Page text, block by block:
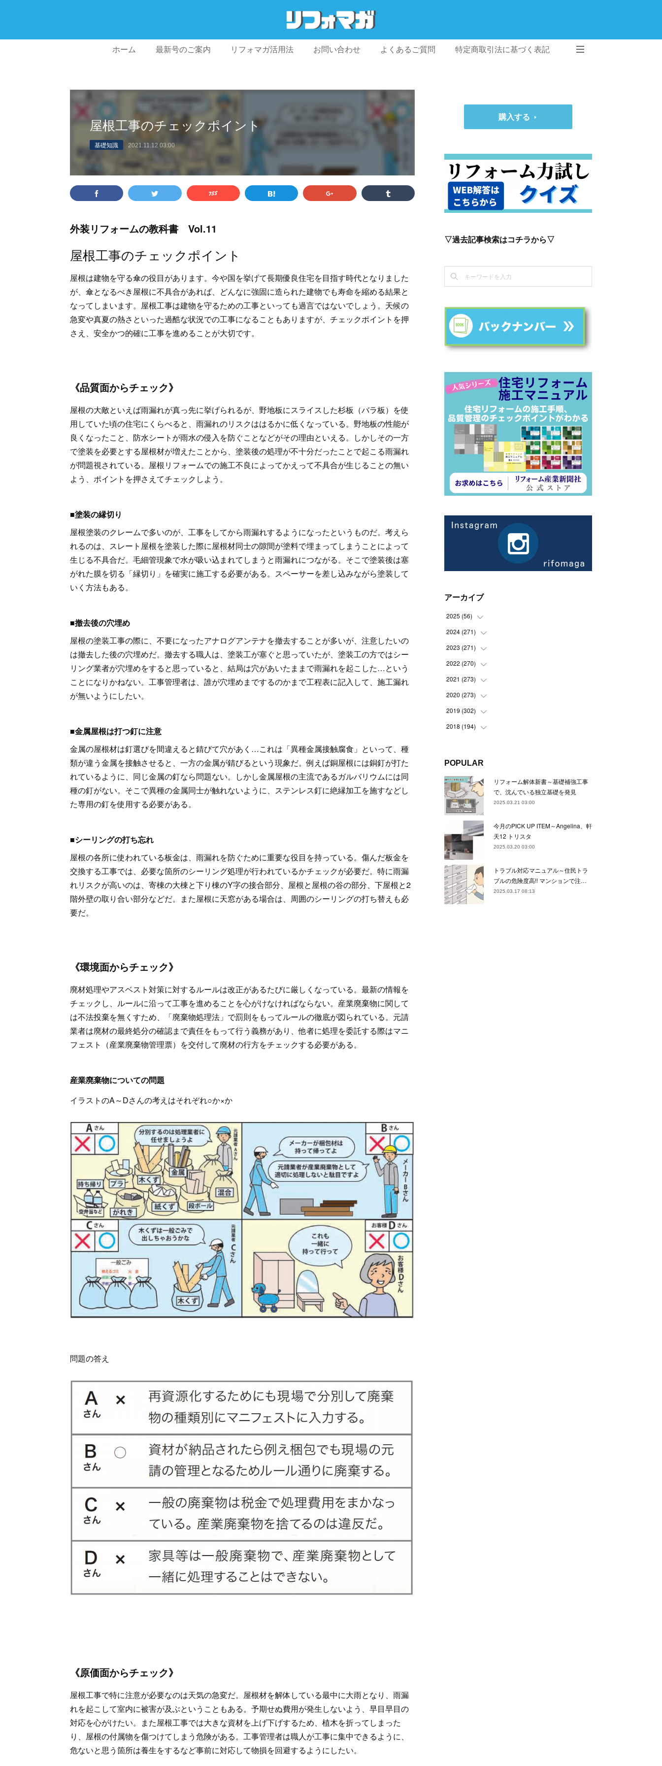
ホーム 最新号のご案内 リフォマガ活用法 お問い合わせ よくあるご質問 特定商取引法に基づく表記
屋根工事のチェックポイント
基礎知識 2021.11.12 03:00
外装リフォームの教科書 Vol.11
屋根工事のチェックポイント
屋根は建物を守る傘の役目があります。今や国を挙げて長期優良住宅を目指す時代となりました
が、傘となるべき屋根に不具合があれば、どんなに強固に造られた建物でも寿命を縮める結果と
なってしまいます。屋根工事は建物を守るための工事といっても過言ではないでしょう。天候の
急変や真夏の熱さといった過酷な状況での工事になることもありますが、チェックポイントを押
さえ、安全かつ的確に工事を進めることが大切です。
《品質面からチェック》
屋根の大敵といえば雨漏れが真っ先に挙げられるが、野地板にスライスした杉板（バラ板）を使
用していた頃の住宅にくらべると、雨漏れのリスクははるかに低くなっている。野地板の性能が
良くなったこと、防水シートが雨水の侵入を防ぐことなどがその理由といえる。しかしその一方
で塗装を必要とする屋根材が増えたことから、塗装後の処理が不十分だったことで起こる雨漏れ
が問題視されている。屋根リフォームでの施工不良によってかえって不具合が生じることの無い
よう、ポイントを押さえてチェックしよう。
■塗装の縁切り
屋根塗装のクレームで多いのが、工事をしてから雨漏れするようになったというものだ。考えら
れるのは、スレート屋根を塗装した際に屋根材同士の隙間が塗料で埋まってしまうことによって
生じる不具合だ。毛細管現象で水が吸い込まれてしまうと雨漏れにつながる。そこで塗装後は塞
がれた膜を切る「縁切り」を確実に施工する必要がある。スペーサーを差し込みながら塗装して
いく方法もある。
■撤去後の穴埋め
屋根の塗装工事の際に、不要になったアナログアンテナを撤去することが多いが、注意したいの
は撤去した後の穴埋めだ。撤去する職人は、塗装工が塞ぐと思っていたが、塗装工の方ではシー
リング業者が穴埋めをすると思っていると、結局は穴があいたままで雨漏れを起こした…という
ことになりかねない。工事管理者は、誰が穴埋めまでするのかまで工程表に記入して、施工漏れ
が無いようにしたい。
■金属屋根は打つ釘に注意
金属の屋根材は釘選びを間違えると錆びて穴があく…これは「異種金属接触腐食」といって、種
類が違う金属を接触させると、一方の金属が錆びるという現象だ。例えば銅屋根には銅釘が打た
れているように、同じ金属の釘なら問題ない。しかし金属屋根の主流であるガルバリウムには同
種の釘がない。そこで異種の金属同士が触れないように、ステンレス釘に絶縁加工を施すなどし
た専用の釘を使用する必要がある。
■シーリングの打ち忘れ
屋根の各所に使われている板金は、雨漏れを防ぐために重要な役目を持っている。傷んだ板金を
交換する工事では、必要な箇所のシーリング処理が行われているかチェックが必要だ。特に雨漏
れリスクが高いのは、寄棟の大棟と下り棟のY字の接合部分、屋根と屋根の谷の部分、下屋根と2
階外壁の取り合い部分などだ。また屋根に天窓がある場合は、周囲のシーリングの打ち替えも必
要だ。
《環境面からチェック》
廃材処理やアスベスト対策に対するルールは改正があるたびに厳しくなっている。最新の情報を
チェックし、ルールに沿って工事を進めることを心がけなければならない。産業廃棄物に関して
は不法投棄を無くすため、「廃棄物処理法」で罰則をもってルールの徹底が図られている。元請
業者は廃材の最終処分の確認まで責任をもって行う義務があり、他者に処理を委託する際はマニ
フェスト（産業廃棄物管理票）を交付して廃材の行方をチェックする必要がある。
産業廃棄物についての問題
イラストのA～Dさんの考えはそれぞれ○か×か
問題の答え
《原価面からチェック》
屋根工事で特に注意が必要なのは天気の急変だ。屋根材を解体している最中に大雨となり、雨漏
れを起こして室内に被害が及ぶということもある。予期せぬ費用が発生しないよう、早目早目の
対応を心がけたい。また屋根工事では大きな資材を上げ下げするため、植木を折ってしまった
り、屋根の付属物を傷つけてしまう危険がある。工事管理者は職人が工事に集中できるように、
危ないと思う箇所は養生をするなど事前に対応して物損を回避するようにしたい。
購入する
▽過去記事検索はコチラから▽
アーカイブ
2025 (56)
(14
(21
(21
2024 (271)
(21
(22
(23
(22
(23
(24
(22)
(22 )
(25)
2023 (271)
(22
(23
(23
(21
(24
(21)
(24)
(21)
(23)
2022 (270)
(23
(23
(22
(23
(23)
(22)
(24)
(21)
2021 (273)
(24
(23
(22
(23)
(22)
(23)
(24)
(22
2020 (273)
(24
(22
(24)
(24)
(23)
(21)
(
(21)
24)
2019 (302)
(23
(21)
(27)
(22)
(33)
( 28
(31)
27)
(21)
2018 (194)
(32
(36)
)
(34)
( 8
POPULAR
リフォーム解体新書～基礎補強工事
で、沈んでいる独立基礎を発見
2025.03.21 03:00
今月のPICK UP ITEM～Angelina、軒
天12 トリスタ
2025.03.20 03:00
トラブル対応マニュアル～住民トラ
ブルの危険度高!! マンションで注…
2025.03.17 08:13